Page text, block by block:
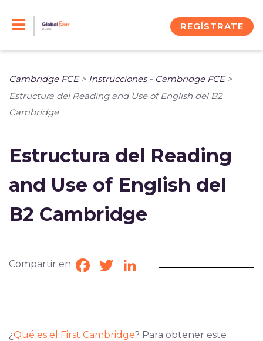
REGÍSTRATE
Cambridge FCE> Instrucciones - Cambridge FCE>
Estructura del Reading and Use of English del B2
Cambridge
Estructura del Reading
and Use of English del
B2 Cambridge
Compartir en Facebook
TwitterLinkedIn
¿Qué es el First Cambridge? Para obtener este